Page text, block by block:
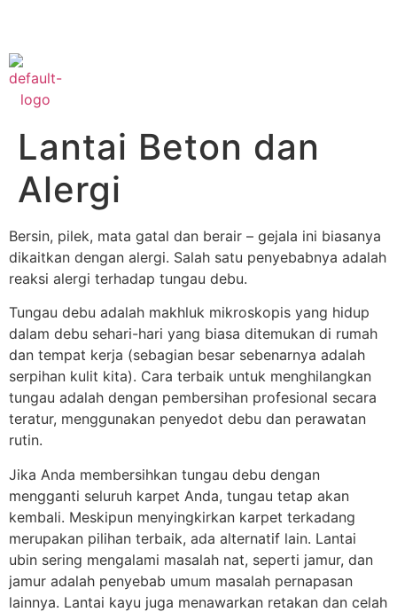
Lantai Beton dan
Alergi
Bersin, pilek, mata gatal dan berair – gejala ini biasanya
dikaitkan dengan alergi. Salah satu penyebabnya adalah
reaksi alergi terhadap tungau debu.
Tungau debu adalah makhluk mikroskopis yang hidup
dalam debu sehari-hari yang biasa ditemukan di rumah
dan tempat kerja (sebagian besar sebenarnya adalah
serpihan kulit kita). Cara terbaik untuk menghilangkan
tungau adalah dengan pembersihan profesional secara
teratur, menggunakan penyedot debu dan perawatan
rutin.
Jika Anda membersihkan tungau debu dengan
mengganti seluruh karpet Anda, tungau tetap akan
kembali. Meskipun menyingkirkan karpet terkadang
merupakan pilihan terbaik, ada alternatif lain. Lantai
ubin sering mengalami masalah nat, seperti jamur, dan
jamur adalah penyebab umum masalah pernapasan
lainnya. Lantai kayu juga menawarkan retakan dan celah